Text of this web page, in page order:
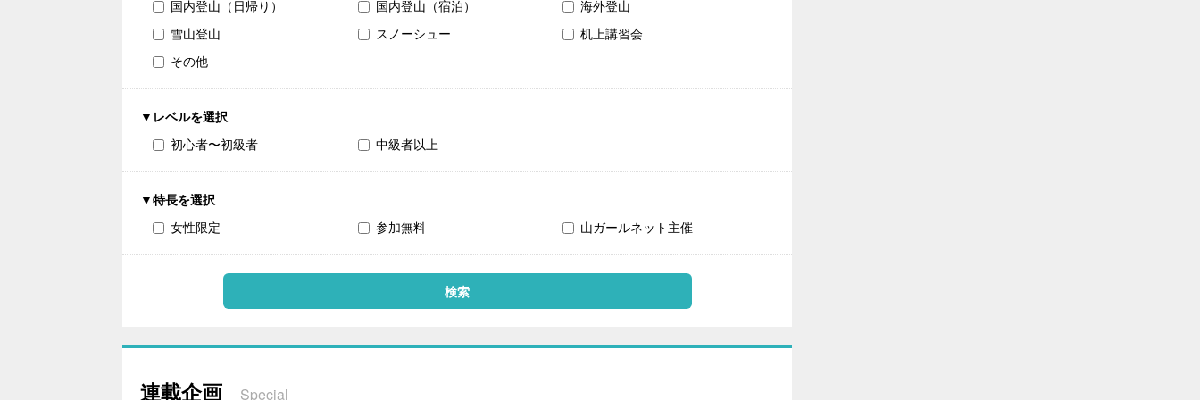
国内登山（日帰り）
国内登山（宿泊）
海外登山
雪山登山
スノーシュー
机上講習会
その他
▼レベルを選択
初心者〜初級者
中級者以上
▼特長を選択
女性限定
参加無料 山ガールネット主催
検索
連載企画 Special